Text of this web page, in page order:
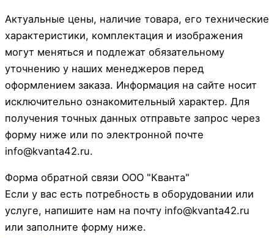
Актуальные цены, наличие товара, его технические
характеристики, комплектация и изображения
могут меняться и подлежат обязательному
уточнению у наших менеджеров перед
оформлением заказа. Информация на сайте носит
исключительно ознакомительный характер. Для
получения точных данных отправьте запрос через
форму ниже или по электронной почте
info@kvanta42.ru.
Форма обратной связи ООО "Кванта"
Если у вас есть потребность в оборудовании или
услуге, напишите нам на почту info@kvanta42.ru
или заполните форму ниже.